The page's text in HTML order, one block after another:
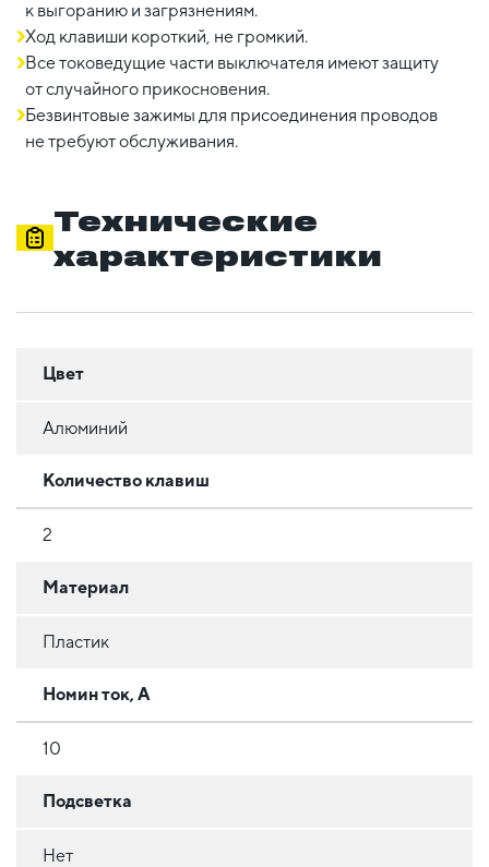
к выгоранию и загрязнениям.
Ход клавиши короткий, не громкий.
Все токоведущие части выключателя имеют защиту
от случайного прикосновения.
Безвинтовые зажимы для присоединения проводов
не требуют обслуживания.
Технические
характеристики
Цвет
Алюминий
Количество клавиш
2
Материал
Пластик
Номин ток, А
10
Подсветка
Нет